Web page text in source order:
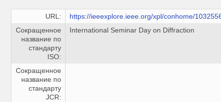
URL:
https://ieeexplore.ieee.org/xpl/conhome/
Сокращенное
название по
стандарту
ISO:
International Seminar Day on Diffraction
Сокращенное
название по
стандарту
JCR: